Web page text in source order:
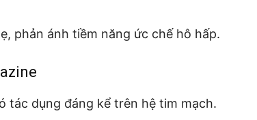
phản ánh tiềm năng ức chế hô hấp.
tác dụng đáng kể trên hệ tim mạch.